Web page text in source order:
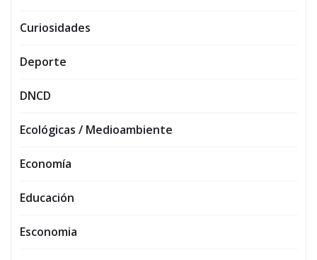
Curiosidades
Deporte
DNCD
Ecológicas / Medioambiente
Economía
Educación
Esconomia